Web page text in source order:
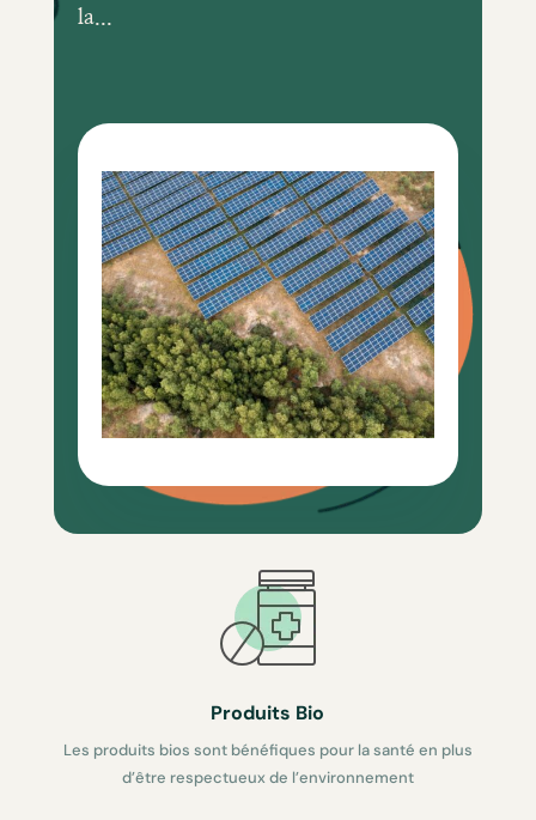
la...
Produits Bio
Les produits bios sont bénéfiques pour la santé en plus
d’être respectueux de l’environnement